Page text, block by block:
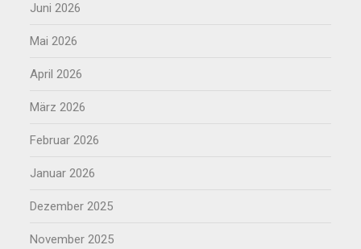
Juni 2026
Mai 2026
April 2026
März 2026
Februar 2026
Januar 2026
Dezember 2025
November 2025